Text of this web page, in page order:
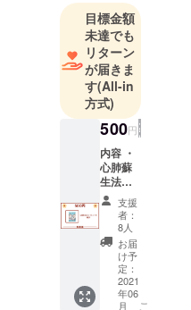
フレットを
制作してい
ます！
目標金額
未達でも
リターン
が届きま
す(All-in
方式)
500円
内容 ・
心肺蘇
生法パ
ンフ
レット
のPDF
説明
ペット
を飼っ
ていて
も飼っ
支援
者：
8人
お届
け予
定：
2021
年06
月
こ